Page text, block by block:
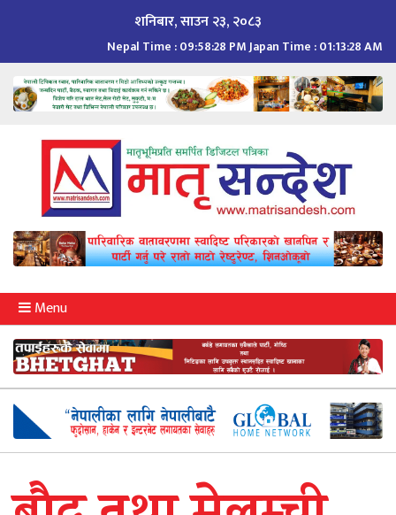
शनिबार, साउन २३, २०८३
Nepal Time :09:58:29 PMJapan Time :01:13:29 AM
Menu